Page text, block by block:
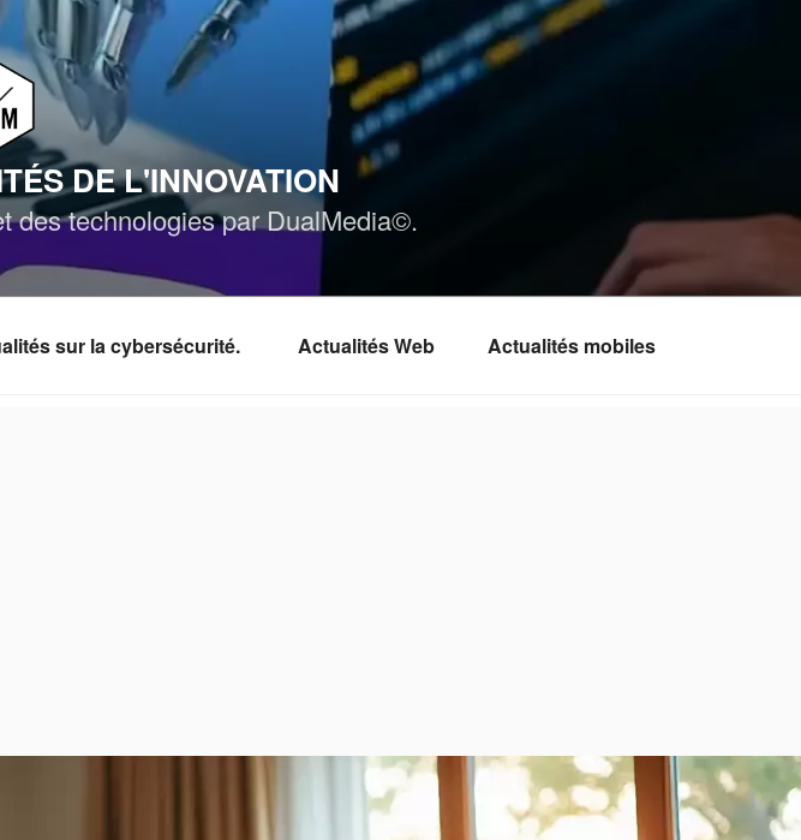
DE L'INNOVATION
des technologies par DualMedia©.
sur la cybersécurité. Actualités Web Actualités mobiles